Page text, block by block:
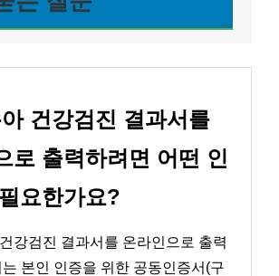
건강검진 결과서를
로 출력하려면 어떤 인
요한가요?
강검진 결과서를 온라인으로 출력
본인 인증을 위한 공동인증서(구